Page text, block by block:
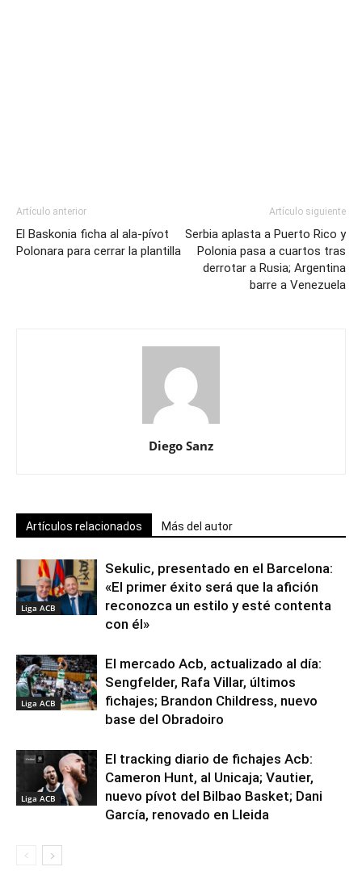
Artículo anterior
El Baskonia ficha al ala-pívot
Polonara para cerrar la plantilla
Artículo siguiente
Serbia aplasta a Puerto Rico y
Polonia pasa a cuartos tras
derrotar a Rusia; Argentina
barre a Venezuela
Diego Sanz
Artículos relacionados Más del autor
Liga ACB
Sekulic, presentado en el Barcelona:
«El primer éxito será que la afición
reconozca un estilo y esté contenta
con él»
Liga ACB
El mercado Acb, actualizado al día:
Sengfelder, Rafa Villar, últimos
fichajes; Brandon Childress, nuevo
base del Obradoiro
Liga ACB
El tracking diario de fichajes Acb:
Cameron Hunt, al Unicaja; Vautier,
nuevo pívot del Bilbao Basket; Dani
García, renovado en Lleida